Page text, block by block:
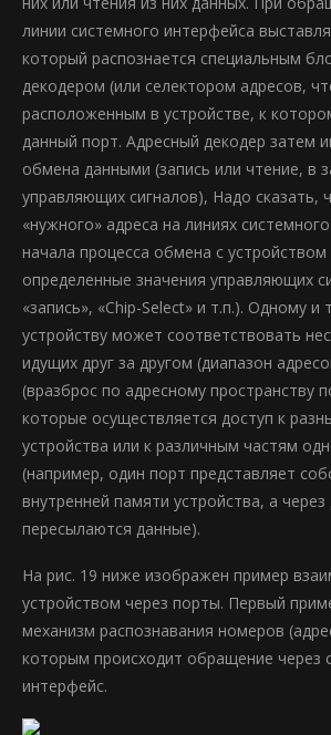
линии системного интерфейса
который распознается специальным
декодером (или селектором адресов,
расположенным в устройстве, к
данный порт. Адресный декодер затем
обмена данными (запись или чтение, в
управляющих сигналов), Надо сказать,
«нужного» адреса на линиях
начала процесса обмена с
определенные значения управляющих
«запись», «Chip-Select» и т.п.). Одному и
устройству может соответствовать
идущих друг за другом (диапазон
(вразброс по адресному пространству
которые осуществляется доступ к
устройства или к различным частям
(например, один порт представляет
внутренней памяти устройства, а через
пересылаются данные).
На рис. 19 ниже изображен пример
устройством через порты. Первый
механизм распознавания номеров
которым происходит обращение через
интерфейс.